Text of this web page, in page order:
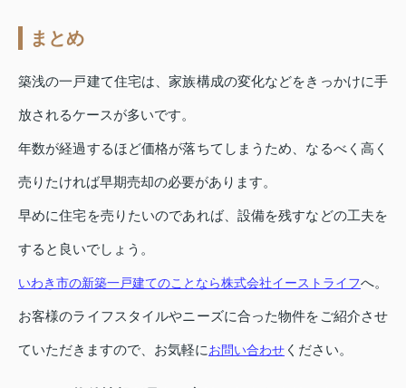
まとめ
築浅の一戸建て住宅は、家族構成の変化などをきっかけに手
放されるケースが多いです。
年数が経過するほど価格が落ちてしまうため、なるべく高く
売りたければ早期売却の必要があります。
早めに住宅を売りたいのであれば、設備を残すなどの工夫を
すると良いでしょう。
いわき市の新築一戸建てのことなら株式会社イーストライフへ。
お客様のライフスタイルやニーズに合った物件をご紹介させ
ていただきますので、お気軽にお問い合わせ ください。